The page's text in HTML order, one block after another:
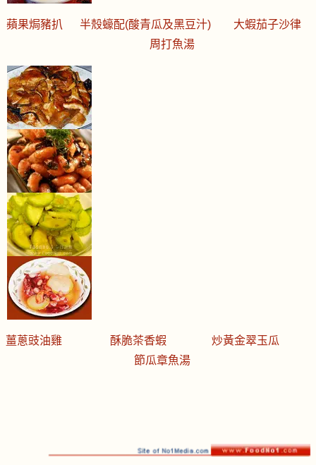
蘋果焗豬扒 半殼蠔配(酸青瓜及黑豆汁)
大蝦茄子沙律
周打魚湯
薑蔥豉油雞 酥脆茶香蝦
炒黃金翠玉瓜
節瓜章魚湯